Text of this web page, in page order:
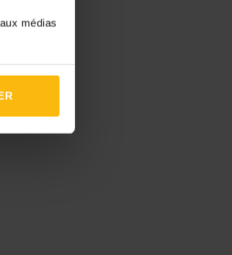
médias